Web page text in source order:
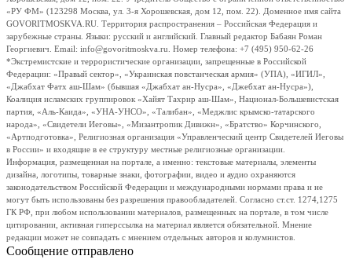
«РУ ФМ» (123298 Москва, ул. 3-я Хорошевская, дом 12, пом. 22). Доменное имя сайта
GOVORITMOSKVA.RU. Территория распространения – Российская Федерация и
зарубежные страны. Языки: русский и английский. Главный редактор Бабаян Роман
Георгиевич. Email: info@govoritmoskva.ru. Номер телефона: +7 (495) 950-62-26
*Экстремистские и террористические организации, запрещенные в Российской
Федерации: «Правый сектор», «Украинская повстанческая армия» (УПА), «ИГИЛ»,
«Джабхат Фатх аш-Шам» (бывшая «Джабхат ан-Нусра», «Джебхат ан-Нусра»),
Коалиция исламских группировок «Хайят Тахрир аш-Шам», Национал-Большевистская
партия, «Аль-Каида», «УНА-УНСО», «Талибан», «Меджлис крымско-татарского
народа», «Свидетели Иеговы», «Мизантропик Дивижн», «Братство» Корчинского,
«Артподготовка», Религиозная организация «Управленческий центр Свидетелей Иеговы
в России» и входящие в ее структуру местные религиозные организации.
Информация, размещенная на портале, а именно: текстовые материалы, элементы
дизайна, логотипы, товарные знаки, фотографии, видео и аудио охраняются
законодательством Российской Федерации и международными нормами права и не
могут быть использованы без разрешения правообладателей. Согласно ст.ст. 1274,1275
ГК РФ, при любом использовании материалов, размещенных на портале, в том числе
цитировании, активная гиперссылка на материал является обязательной. Мнение
редакции может не совпадать с мнением отдельных авторов и колумнистов.
Сообщение отправлено